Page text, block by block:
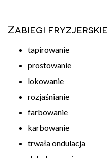
Zabiegi fryzjerskie
tapirowanie
prostowanie
lokowanie
rozjaśnianie
farbowanie
karbowanie
trwała ondulacja